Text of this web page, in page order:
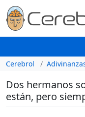
Cerebrol
Dos hermanos
están, pero